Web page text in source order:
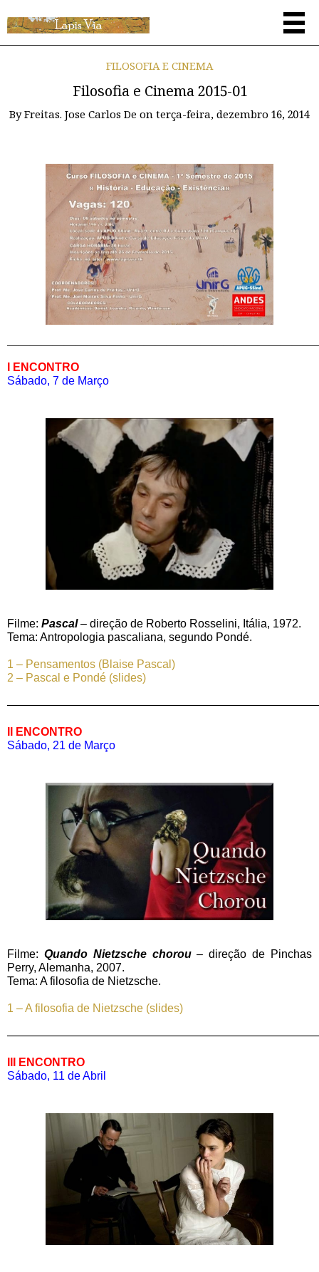
FILOSOFIA E CINEMA
Filosofia e Cinema 2015-01
ByFreitas. Jose Carlos De on terça-feira, dezembro 16, 2014
I ENCONTRO
Sábado, 7 de Março
Filme: Pascal– direção de Roberto Rosselini, Itália, 1972.
Tema: Antropologia pascaliana, segundo Pondé.
1 – Pensamentos (Blaise Pascal)
2 – Pascal e Pondé (slides)
II ENCONTRO
Sábado, 21 de Março
Filme: Quando Nietzsche chorou – direção de Pinchas
Perry, Alemanha, 2007.
Tema: A filosofia de Nietzsche.
1 – A filosofia de Nietzsche (slides)
III ENCONTRO
Sábado, 11 de Abril